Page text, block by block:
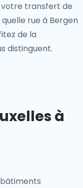
votre transfert de
rue à Bergen
de la
distinguent.
à